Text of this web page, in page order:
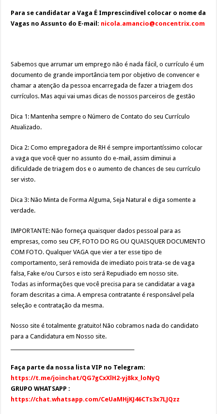
Para se candidatar a Vaga É Imprescindível colocar o nome da
Vagas no Assunto do E-mail: nicola.amancio@concentrix.com
Sabemos que arrumar um emprego não é nada fácil, o currículo é um
documento de grande importância tem por objetivo de convencer e
chamar a atenção da pessoa encarregada de fazer a triagem dos
currículos. Mas aqui vai umas dicas de nossos parceiros de gestão
Dica 1: Mantenha sempre o Número de Contato do seu Currículo
Atualizado.
Dica 2: Como empregadora de RH é sempre importantíssimo colocar
a vaga que você quer no assunto do e-mail, assim diminui a
dificuldade de triagem dos e o aumento de chances de seu currículo
ser visto.
Dica 3: Não Minta de Forma Alguma, Seja Natural e diga somente a
verdade.
IMPORTANTE: Não forneça quaisquer dados pessoal para as
empresas, como seu CPF, FOTO DO RG OU QUAISQUER DOCUMENTO
COM FOTO. Qualquer VAGA que vier a ter esse tipo de
comportamento, será removida de imediato pois trata-se de vaga
falsa, Fake e/ou Cursos e isto será Repudiado em nosso site.
Todas as informações que você precisa para se candidatar a vaga
foram descritas a cima. A empresa contratante é responsável pela
seleção e contratação da mesma.
Nosso site é totalmente gratuito! Não cobramos nada do candidato
para a Candidatura em Nosso site.
Faça parte da nossa lista VIP no Telegram:
https://t.me/joinchat/QG7gCxXlH2-yj8kx_loNyQ
GRUPO WHATSAPP :
https://chat.whatsapp.com/CeUaMHjKJ46CTs3x7LJQzz